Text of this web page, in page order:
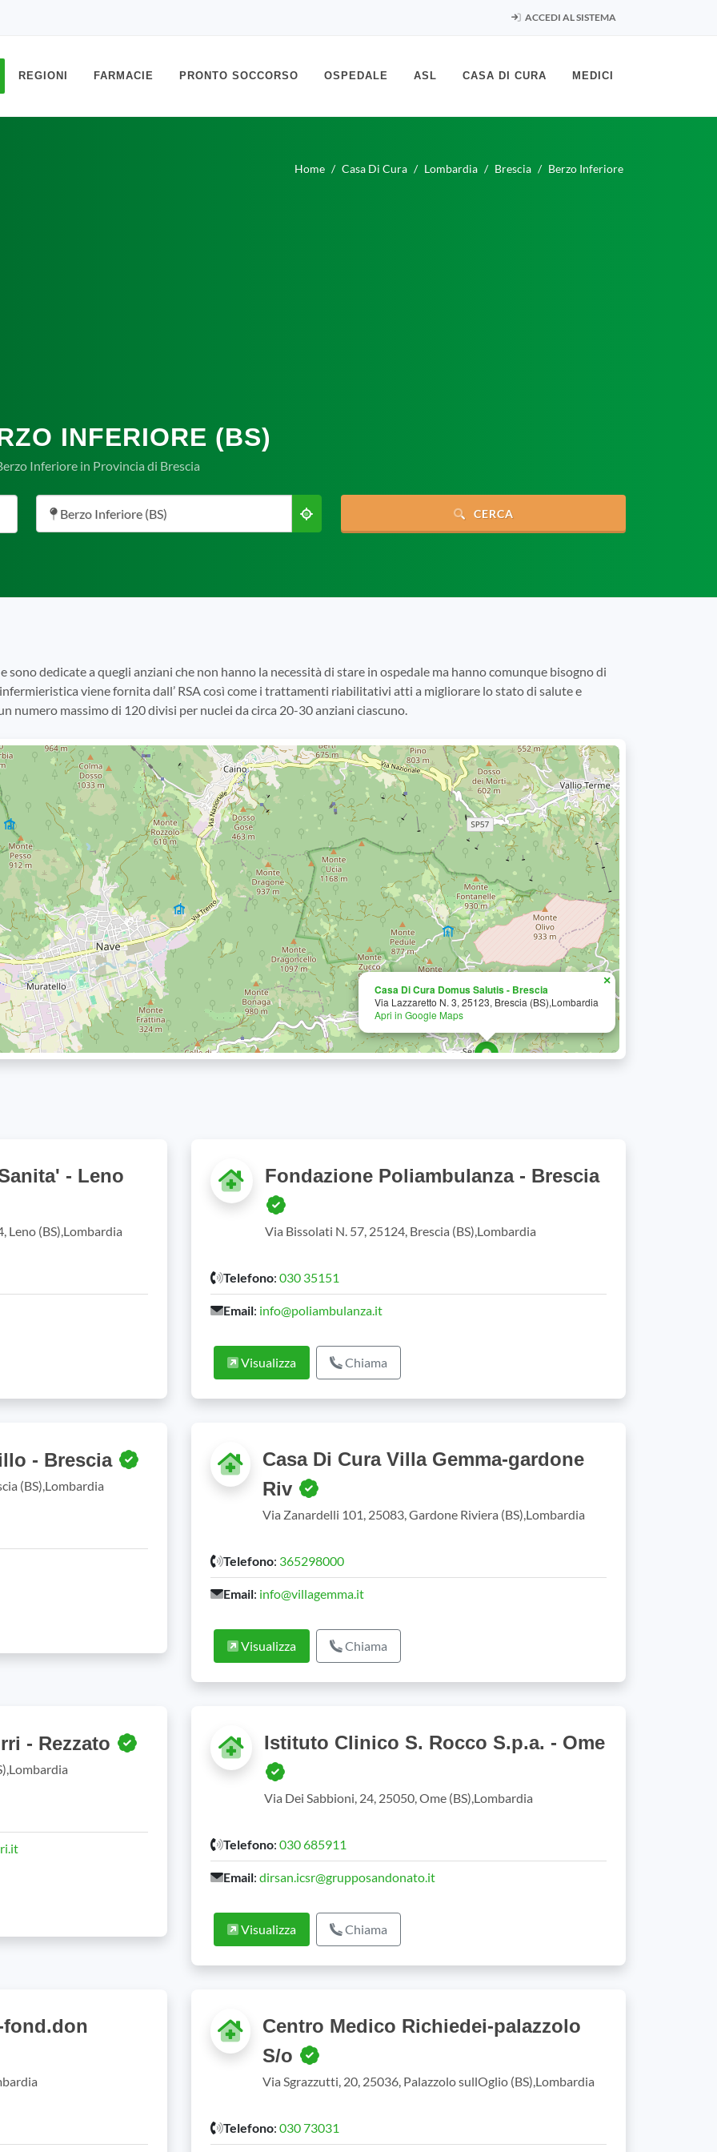
ACCEDI AL SISTEMA
REGIONI FARMACIE PRONTO SOCCORSO OSPEDALE ASL CASA DI CURA MEDICI
Home Casa Di Cura Lombardia Brescia Berzo Inferiore
INFERIORE (BS)
Inferiore in Provincia di Brescia
Berzo Inferiore (BS) CERCA
dedicate a quegli anziani che non hanno la necessità di stare in ospedale ma hanno comunque bisogno di
viene fornita dall’ RSA così come i trattamenti riabilitativi atti a migliorare lo stato di salute e
numero massimo di 120 divisi per nuclei da circa 20-30 anziani ciascuno.
Casa Di Cura Domus Salutis - Brescia
Via Lazzaretto N. 3, 25123, Brescia (BS),Lombardia
Apri in Google Maps
×
- Leno
Leno (BS),Lombardia
Fondazione Poliambulanza - Brescia
Via Bissolati N. 57, 25124, Brescia (BS),Lombardia
Telefono: 030 35151
Email: info@poliambulanza.it
Visualizza Chiama
- Brescia
(BS),Lombardia
Casa Di Cura Villa Gemma-gardone
Riv
Via Zanardelli 101, 25083, Gardone Riviera (BS),Lombardia
Telefono: 365298000
Email: info@villagemma.it
Visualizza Chiama
- Rezzato Istituto Clinico S. Rocco S.p.a. - Ome
Via Dei Sabbioni, 24, 25050, Ome (BS),Lombardia
Telefono: 030 685911
Email: dirsan.icsr@grupposandonato.it
Visualizza Chiama
fond.don
Centro Medico Richiedei-palazzolo
S/o
Via Sgrazzutti, 20, 25036, Palazzolo sullOglio (BS),Lombardia
Telefono: 030 73031